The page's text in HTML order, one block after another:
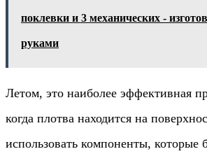
поклевки и 3 механических -
руками
Летом, это наиболее эффективная
когда плотва находится на
использовать компоненты, которые